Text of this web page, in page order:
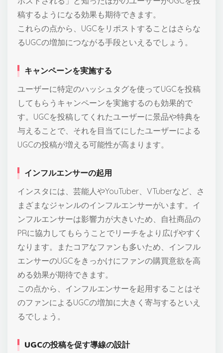
稿するようになる効果も期待できます。
これらの点から、UGCをリポストすることはさらな
るUGCの増加につながる手段といえるでしょう。
キャンペーンを実施する
ユーザーに特定のハッシュタグを使ってUGCを投稿
してもらうキャンペーンを実施するのも効果的で
す。UGCを投稿してくれたユーザーに景品や特典を
与えることで、それを目当てにしたユーザーによる
UGCの投稿が増える可能性が高まります。
インフルエンサーの起用
インスタには、芸能人やYouTuber、VTuberなど、さ
まざまなジャンルのインフルエンサーがいます。イ
ンフルエンサーは影響力が大きいため、自社商品の
PRに協力してもらうことでリーチをより広げやすく
なります。またコアなファンも多いため、インフル
エンサーのUGCをきっかけにファンの購買意欲を高
める効果が期待できます。
この点から、インフルエンサーを起用することはそ
のファンによるUGCの増加に大きく寄与するといえ
るでしょう。
UGCの投稿を促す導線の設計